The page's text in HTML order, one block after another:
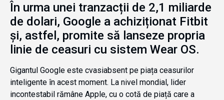
În urma unei tranzacții de 2,1 miliarde
de dolari, Google a achiziționat Fitbit
și, astfel, promite să lanseze propria
linie de ceasuri cu sistem Wear OS.
Gigantul Google este cvasiabsent pe piața ceasurilor
inteligente în acest moment. La nivel mondial, lider
incontestabil rămâne Apple, cu o cotă de piață care a